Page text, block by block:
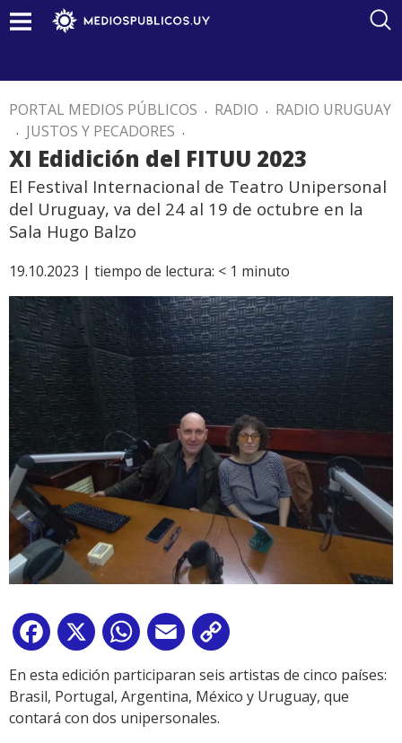
PORTAL MEDIOS PÚBLICOS . RADIO . RADIO URUGUAY
. JUSTOS Y PECADORES .
XI Edidición del FITUU 2023
El Festival Internacional de Teatro Unipersonal
del Uruguay, va del 24 al 19 de octubre en la
Sala Hugo Balzo
19.10.2023 | tiempo de lectura: < 1 minuto
Facebook
X WhatsApp
Email
Link
En esta edición participaran seis artistas de cinco países:
Brasil, Portugal, Argentina, México y Uruguay, que
contará con dos unipersonales.